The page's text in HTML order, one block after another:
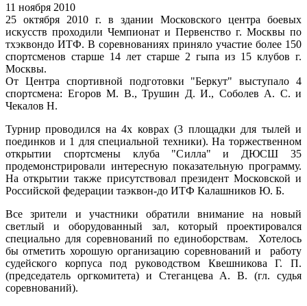
11 ноября 2010
25 октября 2010 г. в здании Московского центра боевых
искусств проходили Чемпионат и Первенство г. Москвы по
тхэквондо ИТФ. В соревнованиях приняло участие более 150
спортсменов старше 14 лет старше 2 гыпа из 15 клубов г.
Москвы.
От Центра спортивной подготовки "Беркут" выступало 4
спортсмена: Егоров М. В., Трушин Д. И., Соболев А. С. и
Чекалов Н.
Турнир проводился на 4х коврах (3 площадки для тылей и
поединков и 1 для специальной техники). На торжественном
открытии спортсмены клуба "Силла" и ДЮСШ 35
продемонстрировали интересную показательную программу.
На открытии также присутствовал президент Московской и
Российской федерации таэквон-до ИТФ Калашников Ю. Б.
Все зрители и участники обратили внимание на новый
светлый и оборудованный зал, который проектировался
специально для соревнований по единоборствам. Хотелось
бы отметить хорошую организацию соревнований и работу
судейского корпуса под руководством Квешникова Г. П.
(председатель оргкомитета) и Стеганцева А. В. (гл. судья
соревнований).